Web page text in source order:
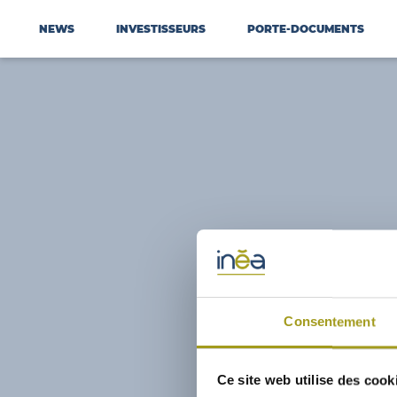
Consentement
Ce site web utilise des
NEWS INVESTISSEURS PORTE-DOCUMENTS